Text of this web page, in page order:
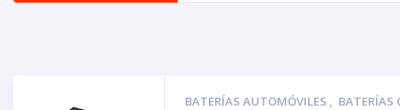
BATERÍAS AUTOMÓVILES , BATERÍAS